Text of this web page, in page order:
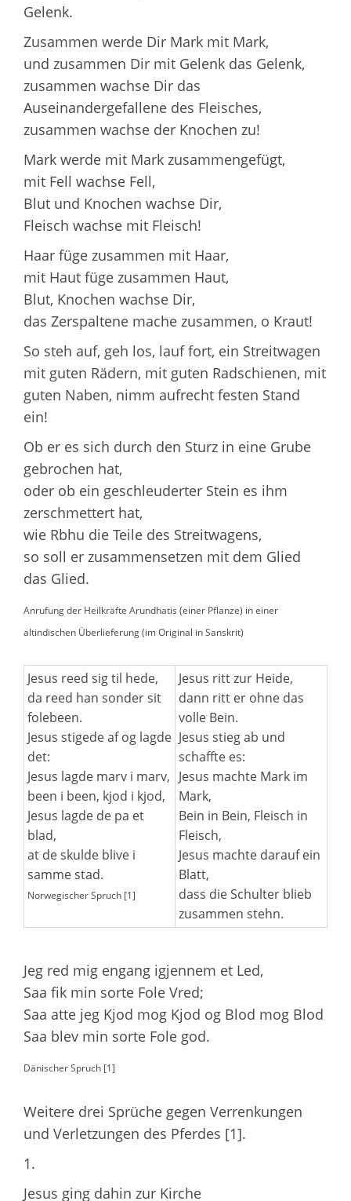
Gelenk.
Zusammen werde Dir Mark mit Mark,
und zusammen Dir mit Gelenk das Gelenk,
zusammen wachse Dir das
Auseinandergefallene des Fleisches,
zusammen wachse der Knochen zu!
Mark werde mit Mark zusammengefügt,
mit Fell wachse Fell,
Blut und Knochen wachse Dir,
Fleisch wachse mit Fleisch!
Haar füge zusammen mit Haar,
mit Haut füge zusammen Haut,
Blut, Knochen wachse Dir,
das Zerspaltene mache zusammen, o Kraut!
So steh auf, geh los, lauf fort, ein Streitwagen
mit guten Rädern, mit guten Radschienen, mit
guten Naben, nimm aufrecht festen Stand
ein!
Ob er es sich durch den Sturz in eine Grube
gebrochen hat,
oder ob ein geschleuderter Stein es ihm
zerschmettert hat,
wie Rbhu die Teile des Streitwagens,
so soll er zusammensetzen mit dem Glied
das Glied.
Anrufung der Heilkräfte Arundhatis (einer Pflanze) in einer
altindischen Überlieferung (im Original in Sanskrit)
Jesus reed sig til hede,
da reed han sonder sit
folebeen.
Jesus stigede af og lagde
det:
Jesus lagde marv i marv,
been i been, kjod i kjod,
Jesus lagde de pa et
blad,
at de skulde blive i
samme stad.
Norwegischer Spruch [1]
Jesus ritt zur Heide,
dann ritt er ohne das
volle Bein.
Jesus stieg ab und
schaffte es:
Jesus machte Mark im
Mark,
Bein in Bein, Fleisch in
Fleisch,
Jesus machte darauf ein
Blatt,
dass die Schulter blieb
zusammen stehn.
Jeg red mig engang igjennem et Led,
Saa fik min sorte Fole Vred;
Saa atte jeg Kjod mog Kjod og Blod mog Blod
Saa blev min sorte Fole god.
Dänischer Spruch [1]
Weitere drei Sprüche gegen Verrenkungen
und Verletzungen des Pferdes [1].
1.
Jesus ging dahin zur Kirche